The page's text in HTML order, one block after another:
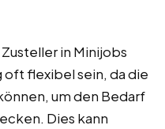
Zusteller in Minijobs
oft flexibel sein, da die
um den Bedarf
Dies kann